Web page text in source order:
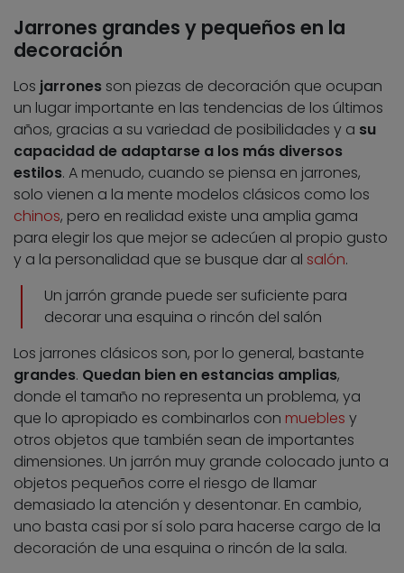
Jarrones grandes y pequeños en la
decoración
Los jarrones son piezas de decoración que ocupan
un lugar importante en las tendencias de los últimos
años, gracias a su variedad de posibilidades y a su
capacidad de adaptarse a los más diversos
estilos. A menudo, cuando se piensa en jarrones,
solo vienen a la mente modelos clásicos como los
chinos, pero en realidad existe una amplia gama
para elegir los que mejor se adecúen al propio gusto
y a la personalidad que se busque dar al salón.
Un jarrón grande puede ser suficiente para
decorar una esquina o rincón del salón
Los jarrones clásicos son, por lo general, bastante
grandes. Quedan bien en estancias amplias,
donde el tamaño no representa un problema, ya
que lo apropiado es combinarlos con muebles y
otros objetos que también sean de importantes
dimensiones. Un jarrón muy grande colocado junto a
objetos pequeños corre el riesgo de llamar
demasiado la atención y desentonar. En cambio,
uno basta casi por sí solo para hacerse cargo de la
decoración de una esquina o rincón de la sala.